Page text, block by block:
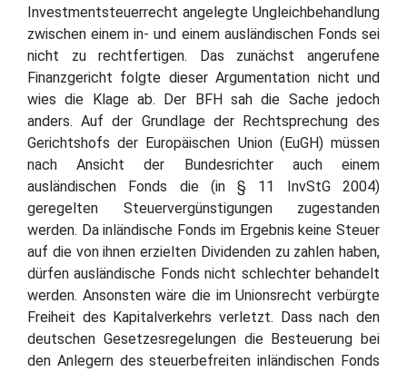
Investmentsteuerrecht angelegte Ungleichbehandlung
zwischen einem in- und einem ausländischen Fonds sei
nicht zu rechtfertigen. Das zunächst angerufene
Finanzgericht folgte dieser Argumentation nicht und
wies die Klage ab. Der BFH sah die Sache jedoch
anders. Auf der Grundlage der Rechtsprechung des
Gerichtshofs der Europäischen Union (EuGH) müssen
nach Ansicht der Bundesrichter auch einem
ausländischen Fonds die (in § 11 InvStG 2004)
geregelten Steuervergünstigungen zugestanden
werden. Da inländische Fonds im Ergebnis keine Steuer
auf die von ihnen erzielten Dividenden zu zahlen haben,
dürfen ausländische Fonds nicht schlechter behandelt
werden. Ansonsten wäre die im Unionsrecht verbürgte
Freiheit des Kapitalverkehrs verletzt. Dass nach den
deutschen Gesetzesregelungen die Besteuerung bei
den Anlegern des steuerbefreiten inländischen Fonds